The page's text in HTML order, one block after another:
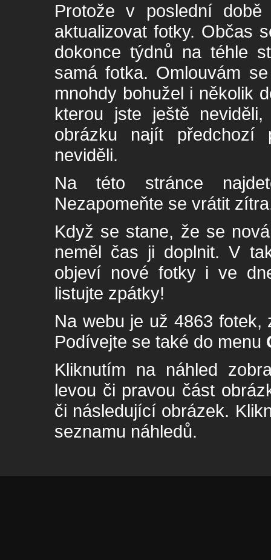
Protože v poslední
aktualizovat fotky. Občas
dokonce týdnů na téhle
samá fotka. Omlouvám
mnohdy bohužel i několik
kterou jste ještě
obrázku najít
neviděli.
Na této stránce
Nezapomeňte se vrátit
Když se stane, že se
neměl čas ji doplnit. V
objeví nové fotky i ve
listujte zpátky!
Na webu je už 4863
Podívejte se také do menu
Kliknutím na náhled
levou či pravou část
či následující obrázek.
seznamu náhledů.